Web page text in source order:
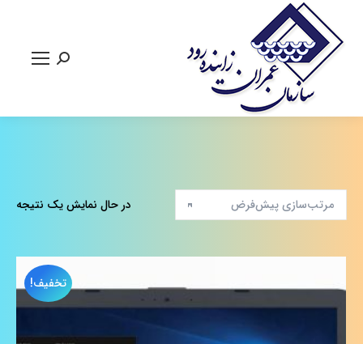
جستجو:
در حال نمایش یک نتیجه
تخفیف!